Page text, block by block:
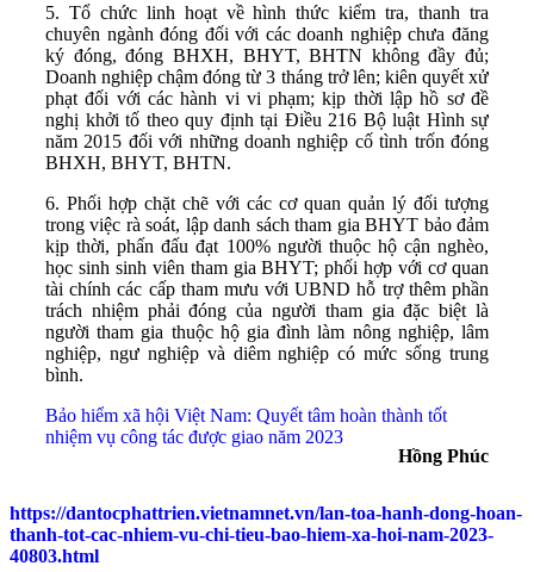
5. Tổ chức linh hoạt về hình thức kiểm tra, thanh tra
chuyên ngành đóng đối với các doanh nghiệp chưa đăng
ký đóng, đóng BHXH, BHYT, BHTN không đầy đủ;
Doanh nghiệp chậm đóng từ 3 tháng trở lên; kiên quyết xử
phạt đối với các hành vi vi phạm; kịp thời lập hồ sơ đề
nghị khởi tố theo quy định tại Điều 216 Bộ luật Hình sự
năm 2015 đối với những doanh nghiệp cố tình trốn đóng
BHXH, BHYT, BHTN.
6. Phối hợp chặt chẽ với các cơ quan quản lý đối tượng
trong việc rà soát, lập danh sách tham gia BHYT bảo đảm
kịp thời, phấn đấu đạt 100% người thuộc hộ cận nghèo,
học sinh sinh viên tham gia BHYT; phối hợp với cơ quan
tài chính các cấp tham mưu với UBND hỗ trợ thêm phần
trách nhiệm phải đóng của người tham gia đặc biệt là
người tham gia thuộc hộ gia đình làm nông nghiệp, lâm
nghiệp, ngư nghiệp và diêm nghiệp có mức sống trung
bình.
Bảo hiểm xã hội Việt Nam: Quyết tâm hoàn thành tốt
nhiệm vụ công tác được giao năm 2023
Hồng Phúc
https://dantocphattrien.vietnamnet.vn/lan-toa-hanh-dong-hoan-
thanh-tot-cac-nhiem-vu-chi-tieu-bao-hiem-xa-hoi-nam-2023-
40803.html